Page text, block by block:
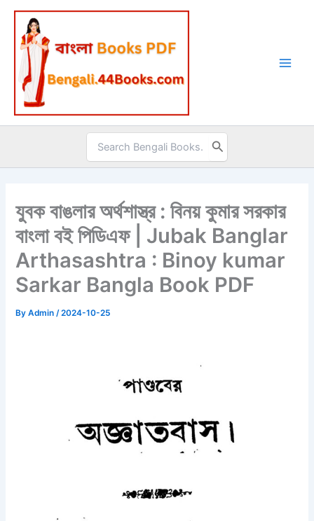
Skip
content
Search
for:
যুবক বাঙলার অর্থশাস্ত্র : বিনয় কুমার সরকার
বাংলা বই পিডিএফ | Jubak Banglar
Arthasashtra : Binoy kumar
Sarkar Bangla Book PDF
ByAdmin/2024-10-25